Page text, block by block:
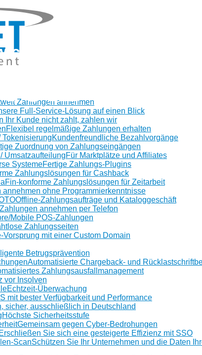
Zahlungen annehmen
Full-Service-Lösung auf einen Blick
Ihr Kunde nicht zahlt, zahlen wir
Flexibel regelmäßige Zahlungen erhalten
Kundenfreundliche Bezahlvorgänge
Zuordnung von Zahlungseingängen
UmsatzaufteilungFür Marktplätze und Affiliates
SystemeFertige Zahlungs-Plugins
Zahlungslösungen für Cashback
konforme Zahlungslösungen für Zeitarbeit
annehmen ohne Programmierkenntnisse
Offline-Zahlungsaufträge und Kataloggeschäft
Zahlungen annehmen per Telefon
Mobile POS-Zahlungen
Zahlungsseiten
Vorsprung mit einer Custom Domain
Betrugsprävention
Automatisierte Chargeback- und
Zahlungsausfallmanagement
vor Insolven
Echtzeit-Überwachung
mit bester Verfügbarkeit und Performance
sicher, ausschließlich in Deutschland
Höchste Sicherheitsstufe
Gemeinsam gegen Cyber-Bedrohungen
Erschließen Sie sich eine gesteigerte Effizienz mit SSO
ScanSchützen Sie Ihr Unternehmen und die Daten
in